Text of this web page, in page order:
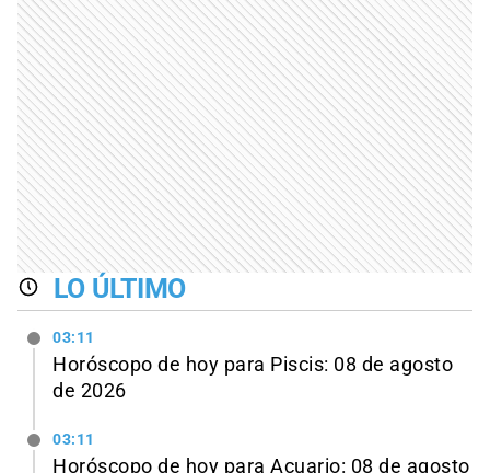
LO ÚLTIMO
03:11
Horóscopo de hoy para Piscis: 08 de agosto
de 2026
03:11
Horóscopo de hoy para Acuario: 08 de agosto